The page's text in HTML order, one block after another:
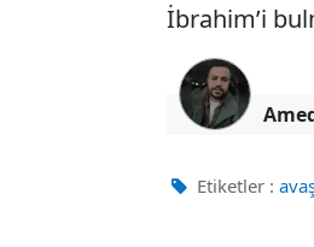
İbrahim’i
Etiketler :